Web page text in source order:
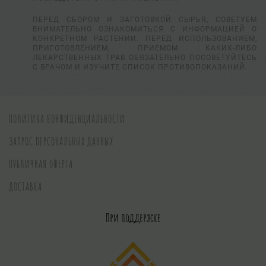
ПЕРЕД СБОРОМ И ЗАГОТОВКОЙ СЫРЬЯ, СОВЕТУЕМ
ВНИМАТЕЛЬНО ОЗНАКОМИТЬСЯ С ИНФОРМАЦИЕЙ О
КОНКРЕТНОМ РАСТЕНИИ. ПЕРЕД ИСПОЛЬЗОВАНИЕМ,
ПРИГОТОВЛЕНИЕМ, ПРИЕМОМ КАКИХ-ЛИБО
ЛЕКАРСТВЕННЫХ ТРАВ ОБЯЗАТЕЛЬНО ПОСОВЕТУЙТЕСЬ
С ВРАЧОМ И ИЗУЧИТЕ СПИСОК ПРОТИВОПОКАЗАНИЙ.
ПОЛИТИКА КОНФИДЕНЦИАЛЬНОСТИ
ЗАПРОС ПЕРСОНАЛЬНЫХ ДАННЫХ
ПУБЛИЧНАЯ ОФЕРТА
ДОСТАВКА
При поддержке